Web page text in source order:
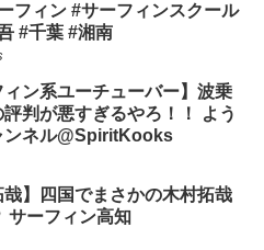
フィン #サーフィンスクール
#千葉 #湘南
ィン系ユーチューバー】波乗
評判が悪すぎるやろ！！ よう
ンネル@SpiritKooks
哉】四国でまさかの木村拓哉
サーフィン高知